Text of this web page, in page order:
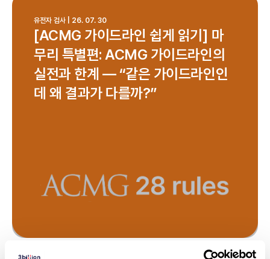
[ACMG 가이드라인 쉽게 읽기] 마
무리 특별편: ACMG 가이드라인의
실전과 한계 — “같은 가이드라인인
데 왜 결과가 다를까?”
유전자 검사 | 26. 07. 30